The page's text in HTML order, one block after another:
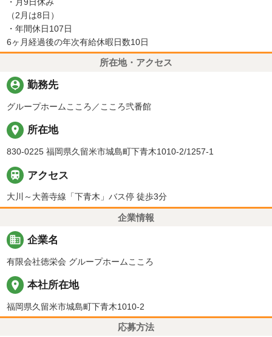
（2月は8日）
・年間休日107日
6ヶ月経過後の年次有給休暇日数10日
所在地・アクセス
person_pin 勤務先
グループホームこころ／こころ弐番館
place 所在地
830-0225 福岡県久留米市城島町下青木1010-2/1257-1
 アクセス
大川～大善寺線「下青木」バス停 徒歩3分
企業情報
business 企業名
有限会社徳栄会 グループホームこころ
place 本社所在地
福岡県久留米市城島町下青木1010-2
応募方法